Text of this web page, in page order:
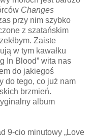
Changes
przy nim szybko
z szatańskim
Zaiste
w tym kawałku
In Blood” wita nas
do jakiegoś
do tego, co już nam
brzmień.
album
9-cio minutowy „Love